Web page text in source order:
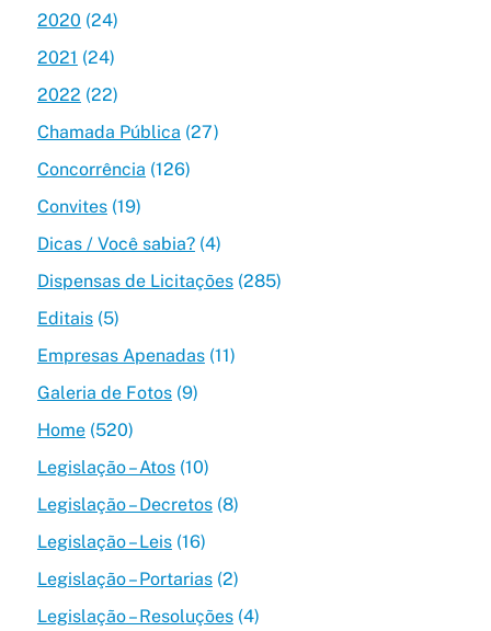
2020 (24)
2021 (24)
2022 (22)
Chamada Pública (27)
Concorrência (126)
Convites(19)
Dicas / Você sabia?(4)
Dispensas de Licitações(285)
Editais(5)
Empresas Apenadas(11)
Galeria de Fotos(9)
Home(520)
Legislação – Atos(10)
Legislação – Decretos(8)
Legislação – Leis(16)
Legislação – Portarias(2)
Legislação – Resoluções(4)